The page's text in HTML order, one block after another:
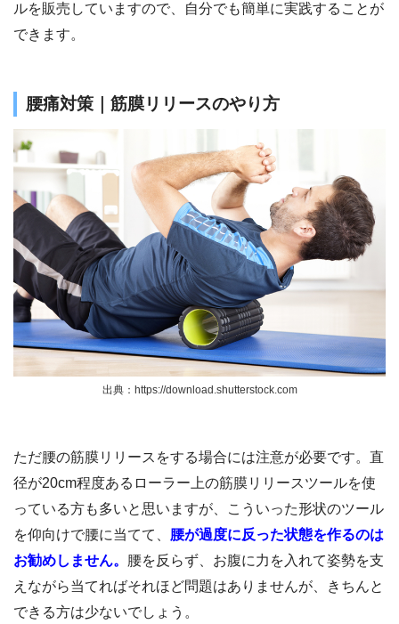
ルを販売していますので、自分でも簡単に実践することが
できます。
腰痛対策｜筋膜リリースのやり方
出典：https://download.shutterstock.com
ただ腰の筋膜リリースをする場合には注意が必要です。直
径が20cm程度あるローラー上の筋膜リリースツールを使
っている方も多いと思いますが、こういった形状のツール
を仰向けで腰に当てて、 腰が過度に反った状態を作るのは
お勧めしません。 腰を反らず、お腹に力を入れて姿勢を支
えながら当てればそれほど問題はありませんが、きちんと
できる方は少ないでしょう。